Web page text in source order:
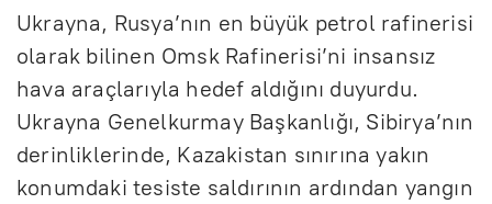
Ukrayna, Rusya’nın en büyük petrol rafinerisi
olarak bilinen Omsk Rafinerisi’ni insansız
hava araçlarıyla hedef aldığını duyurdu.
Ukrayna Genelkurmay Başkanlığı, Sibirya’nın
derinliklerinde, Kazakistan sınırına yakın
konumdaki tesiste saldırının ardından yangın